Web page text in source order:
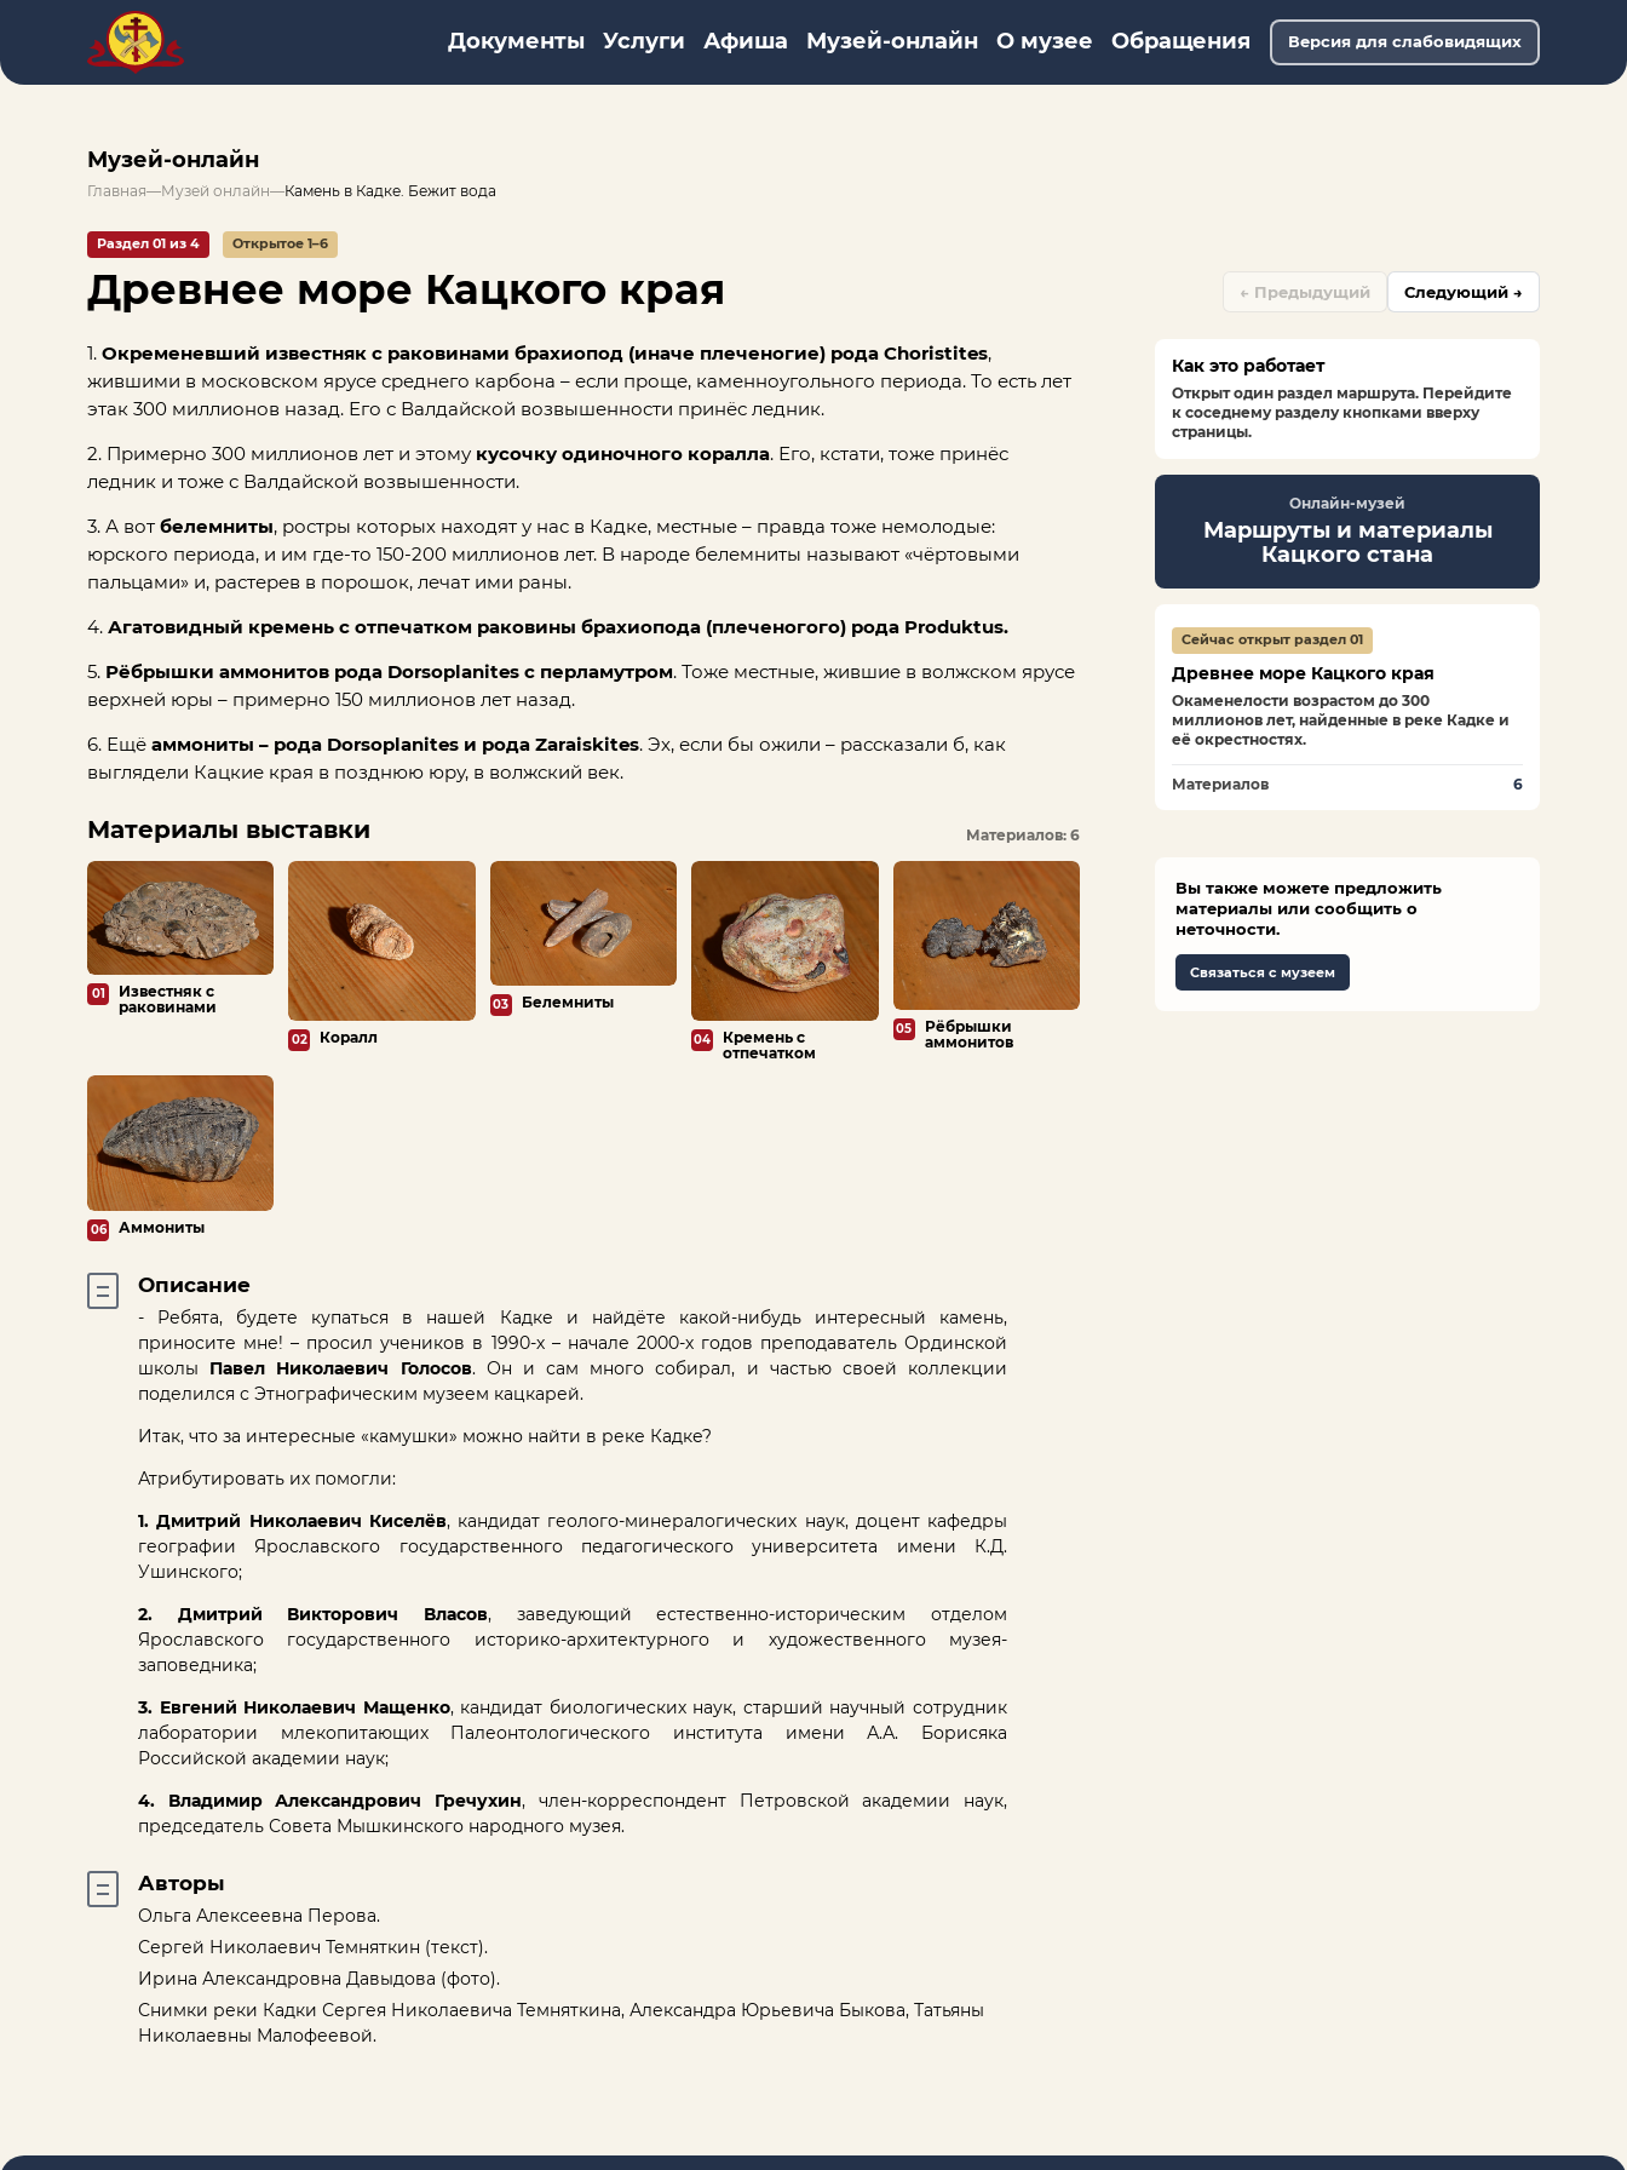
Документы Услуги Афиша Музей-онлайн О музее Обращения Версия для слабовидящих
Музей-онлайн
Главная—Музей онлайн—Камень в Кадке. Бежит вода
Раздел 01 из 4 Открытое 1–6
Древнее море Кацкого края ← Предыдущий Следующий →
1. Окременевший известняк с раковинами брахиопод (иначе плеченогие) рода Choristites,
жившими в московском ярусе среднего карбона – если проще, каменноугольного периода. То есть лет
этак 300 миллионов назад. Его с Валдайской возвышенности принёс ледник.
2. Примерно 300 миллионов лет и этому кусочку одиночного коралла. Его, кстати, тоже принёс
ледник и тоже с Валдайской возвышенности.
3. А вот белемниты, ростры которых находят у нас в Кадке, местные – правда тоже немолодые:
юрского периода, и им где-то 150-200 миллионов лет. В народе белемниты называют «чёртовыми
пальцами» и, растерев в порошок, лечат ими раны.
4. Агатовидный кремень с отпечатком раковины брахиопода (плеченогого) рода Produktus.
5. Рёбрышки аммонитов рода Dorsoplanites с перламутром. Тоже местные, жившие в волжском ярусе
верхней юры – примерно 150 миллионов лет назад.
6. Ещё аммониты – рода Dorsoplanites и рода Zaraiskites. Эх, если бы ожили – рассказали б, как
выглядели Кацкие края в позднюю юру, в волжский век.
Материалы выставки Материалов: 6
01
Известняк с
раковинами
02 Коралл
03 Белемниты
04
Кремень с
отпечатком
05
Рёбрышки
аммонитов
06 Аммониты
Описание
- Ребята, будете купаться в нашей Кадке и найдёте какой-нибудь интересный камень,
приносите мне! – просил учеников в 1990-х – начале 2000-х годов преподаватель Ординской
школы Павел Николаевич Голосов. Он и сам много собирал, и частью своей коллекции
поделился с Этнографическим музеем кацкарей.
Итак, что за интересные «камушки» можно найти в реке Кадке?
Атрибутировать их помогли:
1. Дмитрий Николаевич Киселёв, кандидат геолого-минералогических наук, доцент кафедры
географии Ярославского государственного педагогического университета имени К.Д.
Ушинского;
2. Дмитрий Викторович Власов, заведующий естественно-историческим отделом
Ярославского государственного историко-архитектурного и художественного музея-
заповедника;
3. Евгений Николаевич Мащенко, кандидат биологических наук, старший научный сотрудник
лаборатории млекопитающих Палеонтологического института имени А.А. Борисяка
Российской академии наук;
4. Владимир Александрович Гречухин, член-корреспондент Петровской академии наук,
председатель Совета Мышкинского народного музея.
Авторы
Ольга Алексеевна Перова.
Сергей Николаевич Темняткин (текст).
Ирина Александровна Давыдова (фото).
Снимки реки Кадки Сергея Николаевича Темняткина, Александра Юрьевича Быкова, Татьяны
Николаевны Малофеевой.
Как это работает
Открыт один раздел маршрута. Перейдите
к соседнему разделу кнопками вверху
страницы.
Онлайн-музей
Маршруты и материалы
Кацкого стана
Сейчас открыт раздел 01
Древнее море Кацкого края
Окаменелости возрастом до 300
миллионов лет, найденные в реке Кадке и
её окрестностях.
Материалов 6
Вы также можете предложить
материалы или сообщить о
неточности.
Связаться с музеем